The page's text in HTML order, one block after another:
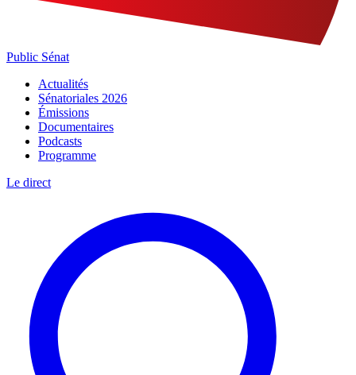
Public Sénat
Actualités
Sénatoriales 2026
Émissions
Documentaires
Podcasts
Programme
Le direct